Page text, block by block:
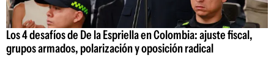
Los 4 desafíos de De la Espriella en Colombia: ajuste fiscal,
grupos armados, polarización y oposición radical